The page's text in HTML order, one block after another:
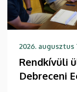
2026. augusztus
Rendkívüli
Debreceni